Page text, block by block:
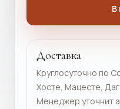
В
Доставка
Круглосуточно по
Хосте, Мацесте,
Менеджер уточнит